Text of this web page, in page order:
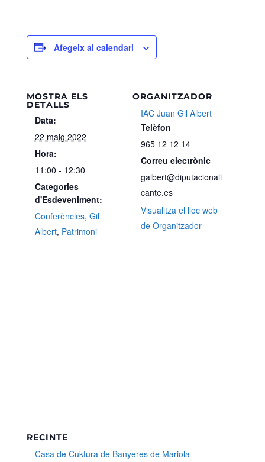
Afegeix al calendari
MOSTRA ELS
DETALLS
Data:
22 maig 2022
Hora:
11:00 - 12:30
Categories
d'Esdeveniment:
Conferències, Gil
Albert, Patrimoni
ORGANITZADOR
IAC Juan Gil Albert
Telèfon
965 12 12 14
Correu electrònic
galbert@diputacionali
cante.es
Visualitza el lloc web
de Organitzador
RECINTE
Casa de Cuktura de Banyeres de Mariola